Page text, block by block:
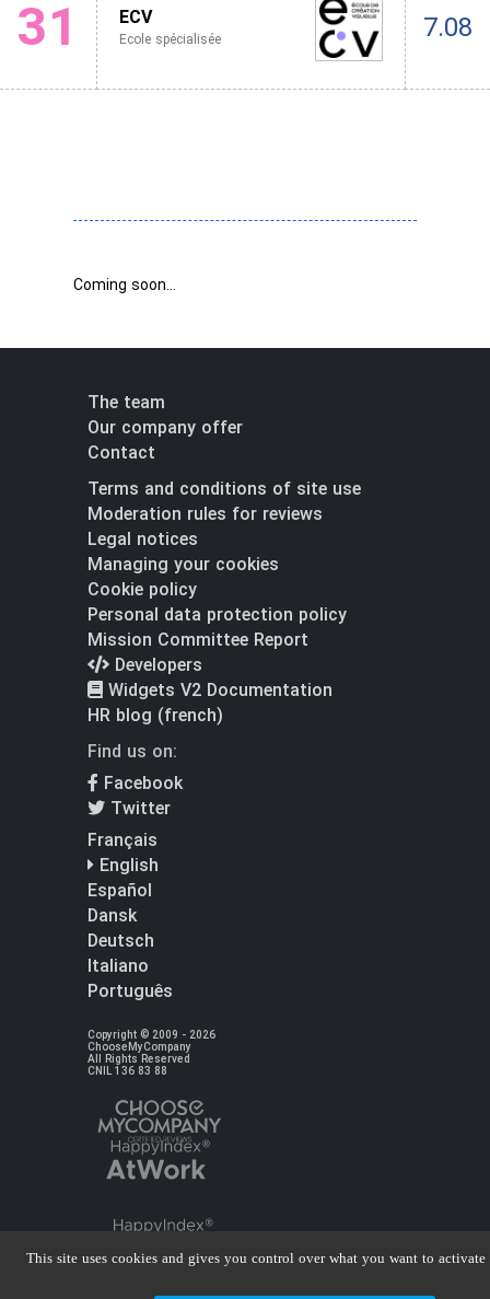
31 ECV
Ecole spécialisée 7.08
Coming soon...
The team
Our company offer
Contact
Terms and conditions of site use
Moderation rules for reviews
Legal notices
Managing your cookies
Cookie policy
Personal data protection policy
Mission Committee Report
Developers
Widgets V2 Documentation
HR blog (french)
Find us on:
Facebook
Twitter
Français
English
Español
Dansk
Deutsch
Italiano
Português
Copyright © 2009 - 2026
ChooseMyCompany
All Rights Reserved
CNIL 136 83 88
This site uses cookies and gives you control over what you want to activate